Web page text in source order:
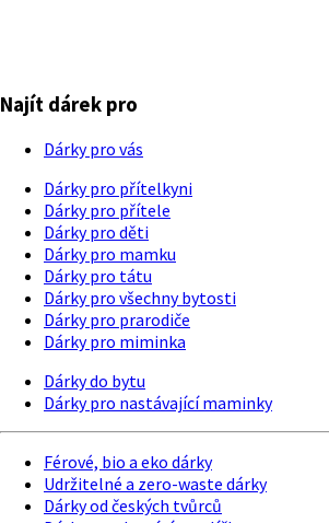
Najít dárek pro
Dárky pro vás
Dárky pro přítelkyni
Dárky pro přítele
Dárky pro děti
Dárky pro mamku
Dárky pro tátu
Dárky pro všechny bytosti
Dárky pro prarodiče
Dárky pro miminka
Dárky do bytu
Dárky pro nastávající maminky
Férové, bio a eko dárky
Udržitelné a zero-waste dárky
Dárky od českých tvůrců